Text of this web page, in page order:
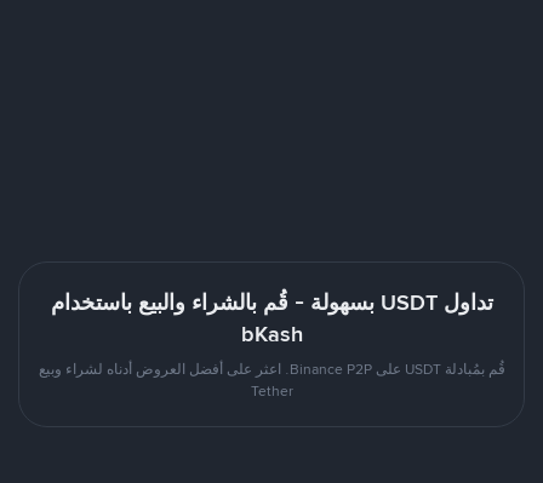
تداول USDT بسهولة - قُم بالشراء والبيع باستخدام
bKash
قُم بمُبادلة USDT على Binance P2P. اعثر على أفضل العروض أدناه لشراء وبيع
Tether